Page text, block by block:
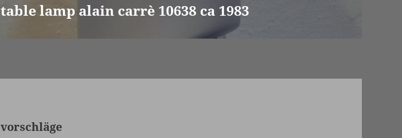
Nächster
table lamp alain carrè 10638 ca 1983
vorschläge